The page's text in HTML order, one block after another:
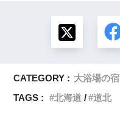
CATEGORY : 大浴場の宿
TAGS :
北海道 道北